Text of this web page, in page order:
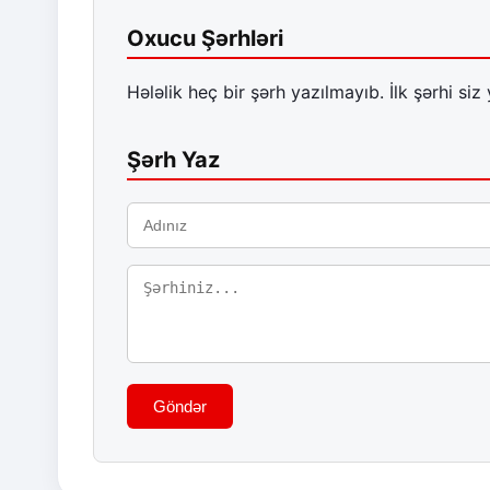
Oxucu Şərhləri
Hələlik heç bir şərh yazılmayıb. İlk şərhi siz
Şərh Yaz
Göndər